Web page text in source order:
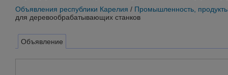
Объявления республики Карелия / Промышленность,
для деревообрабатывающих станков
Объявление